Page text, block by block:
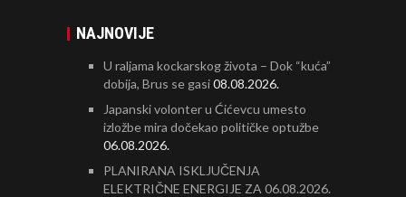
NAJNOVIJE
U raljama kockarskog života – Dok “kuća”
dobija, Brus se gasi08.08.2026.
Japanski volonter u Ćićevcu umesto
izložbe mira dočekao političke optužbe
06.08.2026.
PLANIRANA ISKLJUČENJA
ELEKTRIČNE ENERGIJE ZA 06.08.2026.